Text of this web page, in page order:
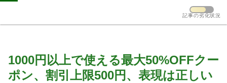
1000円以上で使える最大50%OFFクー
ポン、割引上限500円、表現は正しい
記事の劣化状況